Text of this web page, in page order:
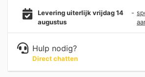
Levering uiterlijk vrijdag 14
augustus
-
Hulp nodig?
Direct chatten